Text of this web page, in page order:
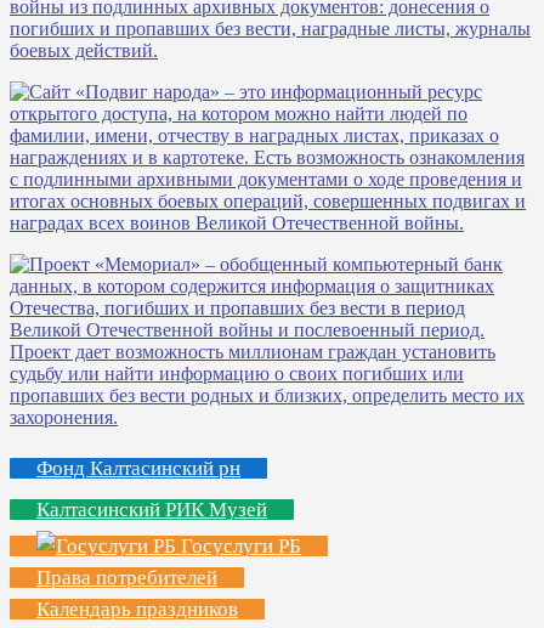
Фонд Калтасинский рн
Калтасинский РИК Музей
Госуслуги РБ
Права потребителей
Календарь праздников